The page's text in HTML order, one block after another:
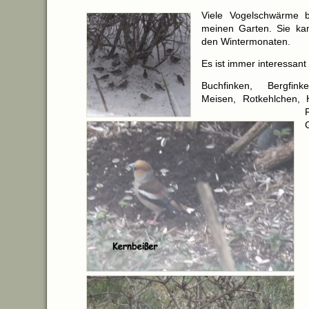
Viele Vogelschwärme
meinen Garten. Sie
den Wintermonaten.
Es ist immer
Buchfinken,
Meisen, Rotkehlchen,